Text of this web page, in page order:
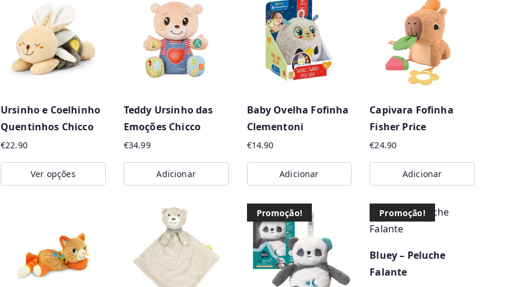
Ursinho e Coelhinho
Quentinhos Chicco
€22.90
Ver opções
variants.
Teddy Ursinho das
Emoções Chicco
€34.99
Adicionar
Baby Ovelha Fofinha
Clementoni
€14.90
Adicionar
Capivara Fofinha
Fisher Price
€24.90
Adicionar
Promoção! Promoção!
Bluey – Peluche
Falante